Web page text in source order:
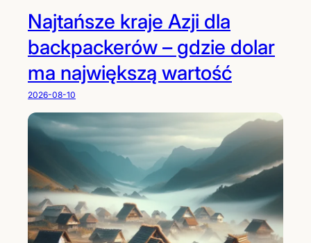
Najtańsze kraje Azji dla
backpackerów – gdzie dolar
ma największą wartość
2026-08-10